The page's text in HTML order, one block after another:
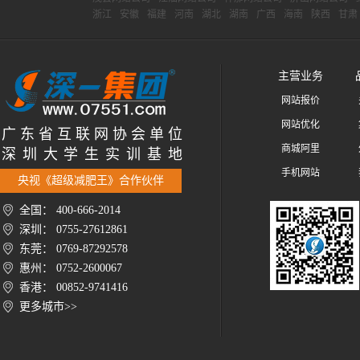
浙江
安徽 福建 河南 湖北 湖南 广西 海南 陕西 甘肃
广 东 省 互 联 网 协 会 单 位
深 圳 大 学 生 实 训 基 地
央视《超级减肥王》合作伙伴
全国： 400-666-2014
深圳： 0755-27612861
东莞： 0769-87292578
惠州： 0752-2600067
香港： 00852-9741416
更多城市>>
主营业务
网站报价
网站优化
商城阿里
手机网站